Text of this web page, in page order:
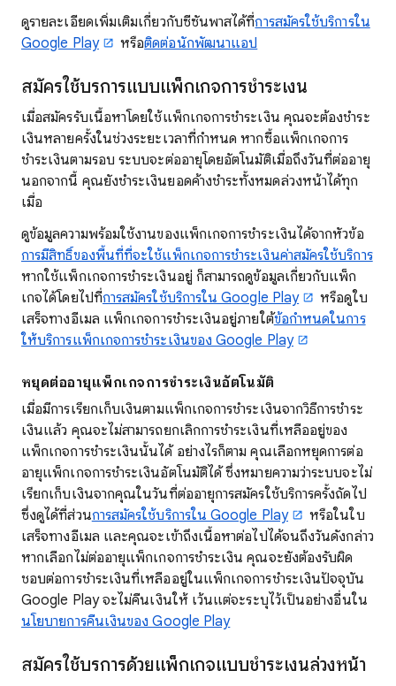
ดูรายละเอียดเพิ่มเติมเกี่ยวกับซีซันพาสได้ที่การสมัครใช้บริการใน
Google Play
หรือติดต่อนักพัฒนาแอป
สมัครใช้บริการแบบแพ็กเกจการชำระเงิน
เมื่อสมัครรับเนื้อหาโดยใช้แพ็กเกจการชำระเงิน คุณจะต้องชำระ
เงินหลายครั้งในช่วงระยะเวลาที่กำหนด หากซื้อแพ็กเกจการ
ชำระเงินตามรอบ ระบบจะต่ออายุโดยอัตโนมัติเมื่อถึงวันที่ต่ออายุ
นอกจากนี้ คุณยังชำระเงินยอดค้างชำระทั้งหมดล่วงหน้าได้ทุก
เมื่อ
ดูข้อมูลความพร้อมใช้งานของแพ็กเกจการชำระเงินได้จากหัวข้อ
การมีสิทธิ์ของพื้นที่ที่จะใช้แพ็กเกจการชำระเงินค่าสมัครใช้บริการ
หากใช้แพ็กเกจการชำระเงินอยู่ ก็สามารถดูข้อมูลเกี่ยวกับแพ็ก
เกจได้โดยไปที่การสมัครใช้บริการใน Google Play
หรือดูใบ
เสร็จทางอีเมล แพ็กเกจการชำระเงินอยู่ภายใต้ข้อกำหนดในการ
ให้บริการแพ็กเกจการชำระเงินของ Google Play
หยุดต่ออายุแพ็กเกจการชำระเงินอัตโนมัติ
เมื่อมีการเรียกเก็บเงินตามแพ็กเกจการชำระเงินจากวิธีการชำระ
เงินแล้ว คุณจะไม่สามารถยกเลิกการชำระเงินที่เหลืออยู่ของ
แพ็กเกจการชำระเงินนั้นได้ อย่างไรก็ตาม คุณเลือกหยุดการต่อ
อายุแพ็กเกจการชำระเงินอัตโนมัติได้ ซึ่งหมายความว่าระบบจะไม่
เรียกเก็บเงินจากคุณในวันที่ต่ออายุการสมัครใช้บริการครั้งถัดไป
ซึ่งดูได้ที่ส่วนการสมัครใช้บริการใน Google Play
หรือในใบ
เสร็จทางอีเมล และคุณจะเข้าถึงเนื้อหาต่อไปได้จนถึงวันดังกล่าว
หากเลือกไม่ต่ออายุแพ็กเกจการชำระเงิน คุณจะยังต้องรับผิด
ชอบต่อการชำระเงินที่เหลืออยู่ในแพ็กเกจการชำระเงินปัจจุบัน
Google Play จะไม่คืนเงินให้ เว้นแต่จะระบุไว้เป็นอย่างอื่นใน
นโยบายการคืนเงินของ Google Play
สมัครใช้บริการด้วยแพ็กเกจแบบชำระเงินล่วงหน้า